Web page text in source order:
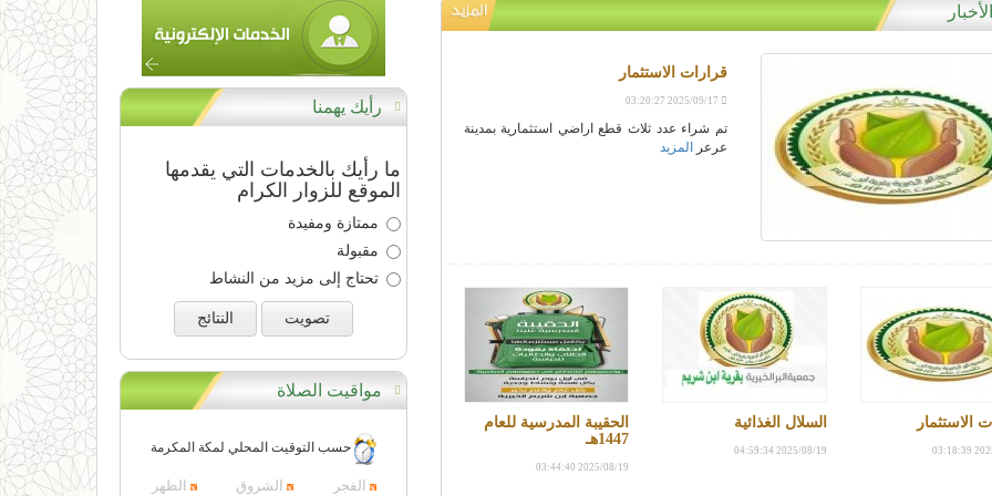
افطار صائم
تحلية مياه
قرارات الاستثمار
تم شراء عدد ثلاث قطع اراضي استثمارية بمدينة
عرعر
المزيد
الاستثمار
2025/
السلال الغذائية
2025/08/19 04:59:34
الحقيبة المدرسية للعام
1447هـ
2025/08/19 03:44:40
رأيك يهمنا
ما رأيك بالخدمات التي يقدمها
الموقع للزوار الكرام
ممتازة ومفيدة
مقبولة
تحتاج إلى مزيد من النشاط
تصويت النتائج
مواقيت الصلاة
حسب التوقيت المحلي لمكة المكرمة
الفجر الشروق الظهر